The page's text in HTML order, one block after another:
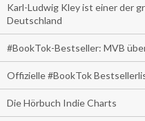
Karl-Ludwig Kley ist einer der
Deutschland
#BookTok-Bestseller: MVB
Offizielle #BookTok
Die Hörbuch Indie Charts